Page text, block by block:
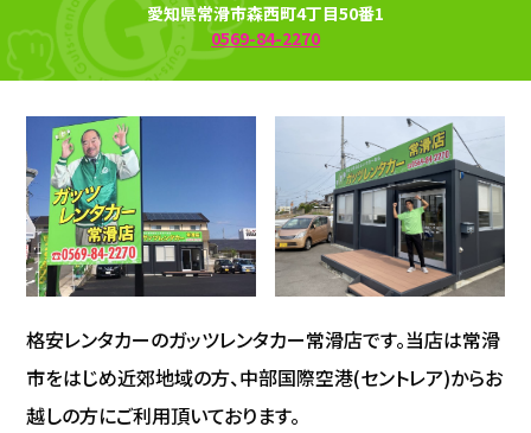
愛知県常滑市森西町4丁目50番1
0569-84-2270
格安レンタカーのガッツレンタカー常滑店です。当店は常滑
市をはじめ近郊地域の方、中部国際空港(セントレア)からお
越しの方にご利用頂いております。